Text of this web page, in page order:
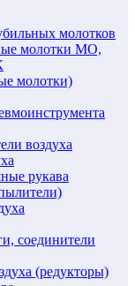
молотков
молотки МО,
молотки)
воздуха
рукава
соединители
(редукторы)